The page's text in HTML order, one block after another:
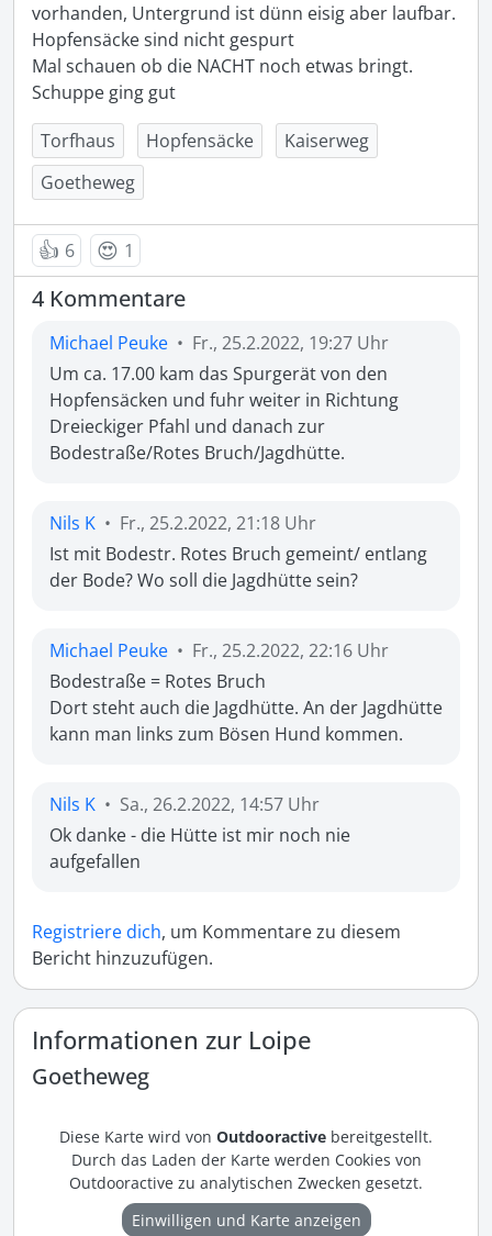
vorhanden, Untergrund ist dünn eisig aber laufbar.
Hopfensäcke sind nicht gespurt
Mal schauen ob die NACHT noch etwas bringt.
Schuppe ging gut
Torfhaus
Hopfensäcke
Kaiserweg
Goetheweg
👍 6 😍 1
4 Kommentare
Michael Peuke • Fr., 25.2.2022, 19:27 Uhr
Um ca. 17.00 kam das Spurgerät von den
Hopfensäcken und fuhr weiter in Richtung
Dreieckiger Pfahl und danach zur
Bodestraße/Rotes Bruch/Jagdhütte.
Nils K • Fr., 25.2.2022, 21:18 Uhr
Ist mit Bodestr. Rotes Bruch gemeint/ entlang
der Bode? Wo soll die Jagdhütte sein?
Michael Peuke • Fr., 25.2.2022, 22:16 Uhr
Bodestraße = Rotes Bruch
Dort steht auch die Jagdhütte. An der Jagdhütte
kann man links zum Bösen Hund kommen.
Nils K • Sa., 26.2.2022, 14:57 Uhr
Ok danke - die Hütte ist mir noch nie
aufgefallen
Registriere dich, um Kommentare zu diesem
Bericht hinzuzufügen.
Informationen zur Loipe
Goetheweg
Diese Karte wird von Outdooractive bereitgestellt.
Durch das Laden der Karte werden Cookies von
Outdooractive zu analytischen Zwecken gesetzt.
Einwilligen und Karte anzeigen